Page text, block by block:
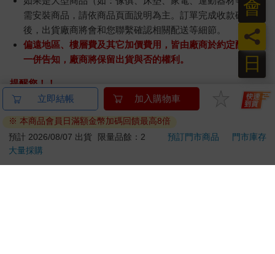
需安裝商品，請依商品頁面說明為主。訂單完成收款確認
後，出貨廠商將會和您聯繫確認相關配送等細節。
偏遠地區、樓層費及其它加價費用，皆由廠商於約定配送時
一併告知，廠商將保留出貨與否的權利。
提醒您！！
金石堂及銀行均不會請您操作ATM! 如接獲電話要求您前往
ATM提款機，請不要聽從指示，以免受騙上當！
退換貨須知：
**提醒您，鑑賞期不等於試用期，退回商品須為全新狀態**
依據「消費者保護法」第19條及行政院消費者保護處公告之
立即結帳 加入購物車
※ 本商品會員日滿額金幣加碼回饋最高8倍
預計 2026/08/07 出貨
限量品餘：2 預訂門市商品
門市庫存
大量採購
日
員
會